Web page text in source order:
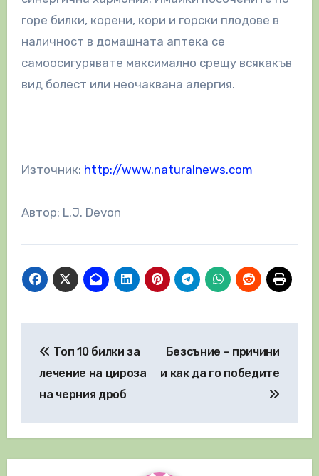
горе билки, корени, кори и горски плодове в
наличност в домашната аптека се
самоосигурявате максимално срещу всякакъв
вид болест или неочаквана алергия.
Източник: http://www.naturalnews.com
Автор: L.J. Devon
Топ 10 билки за
лечение на цироза
на черния дроб
Безсъние – причини
и как да го победите